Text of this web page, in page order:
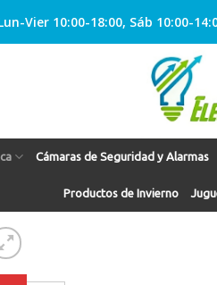
Vier 10:00-18:00, Sáb 10:00-
Cámaras de Seguridad y Alarmas
Productos de Invierno